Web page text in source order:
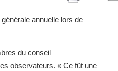
annuelle lors de
du conseil
observateurs. « Ce fût une